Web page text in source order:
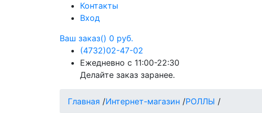
Контакты
Вход
Ваш заказ() 0 руб.
(4732)02-47-02
Ежедневно с 11:00-22:30
Делайте заказ заранее.
Главная /Интернет-магазин /РОЛЛЫ /